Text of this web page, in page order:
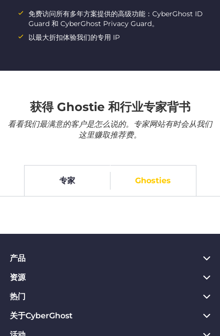
免费访问所有多年方案提供的高级功能：CyberGhost ID
Guard 和 CyberGhost Privacy Guard。
以最大折扣体验我们的专用 IP
获得 Ghostie 和行业专家背书
看看我们最满意的客户是怎么说的。专家网站有时会从我们
这里赚取推荐费。
专家 Ghosties
产品
PC VPN应用
Chrome VPN应用
Mac VPN应用
Android VPN应用
资源
VPN是什么
Privacy Hub
隐私保护工具
热门
CyberGhost VPN评价
VPN免费试用
关于CyberGhost